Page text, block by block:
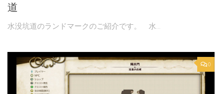
道
水没坑道のランドマークのご紹介です。 水...
0